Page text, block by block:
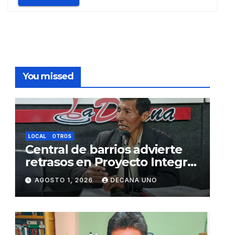
You missed
LOCAL OTROS
Central de barrios advierte
retrasos en Proyecto Integral
de Agua y Alcantarillado para
Juliaca
AGOSTO 1, 2026 DECANA UNO